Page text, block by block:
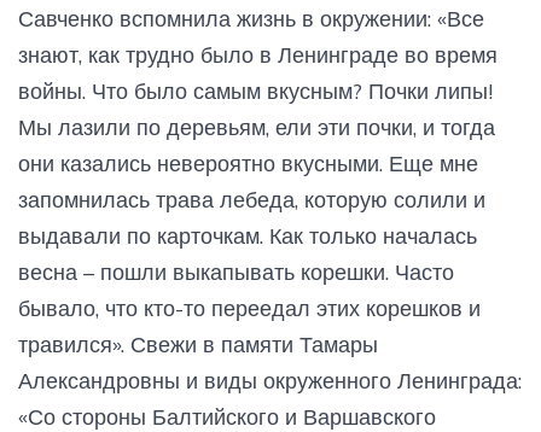
Савченко вспомнила жизнь в окружении: «Все
знают, как трудно было в Ленинграде во время
войны. Что было самым вкусным? Почки липы!
Мы лазили по деревьям, ели эти почки, и тогда
они казались невероятно вкусными. Еще мне
запомнилась трава лебеда, которую солили и
выдавали по карточкам. Как только началась
весна – пошли выкапывать корешки. Часто
бывало, что кто-то переедал этих корешков и
травился». Свежи в памяти Тамары
Александровны и виды окруженного Ленинграда:
«Со стороны Балтийского и Варшавского